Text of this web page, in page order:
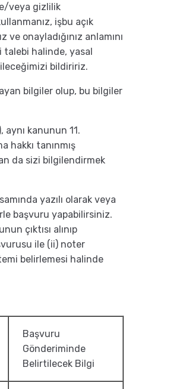
veya gizlilik
işbu açık
onayladığınız anlamını
halinde, yasal
bildiririz.
bilgiler olup, bu bilgiler
aynı kanunun 11.
hakkı tanınmış
da sizi bilgilendirmek
yazılı olarak veya
başvuru yapabilirsiniz.
çıktısı alınıp
ile (ii) noter
belirlemesi halinde
Başvuru
Gönderiminde
Belirtilecek Bilgi